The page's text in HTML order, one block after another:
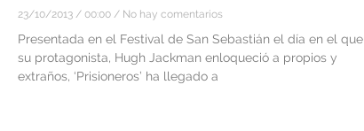
23/10/2013 00:00 No hay comentarios
Presentada en el Festival de San Sebastián el día en el que
su protagonista, Hugh Jackman enloqueció a propios y
extraños, ‘Prisioneros’ ha llegado a